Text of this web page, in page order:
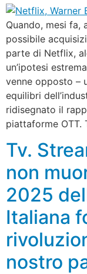
Quando, mesi fa,
possibile
parte di Netflix,
un’ipotesi
venne opposto –
equilibri
ridisegnato il
piattaforme OTT.
Tv.
non
2025
Italiana
nostro